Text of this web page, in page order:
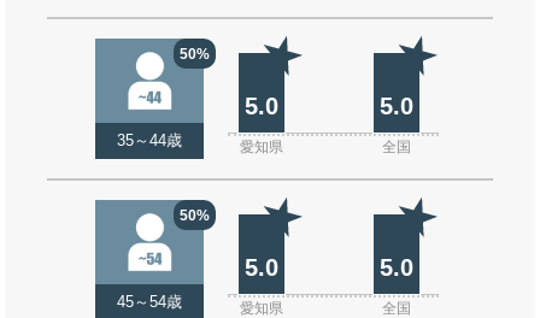
50%
35～44歳
5.0 5.0
愛知県 全国
50%
45～54歳
5.0 5.0
愛知県 全国